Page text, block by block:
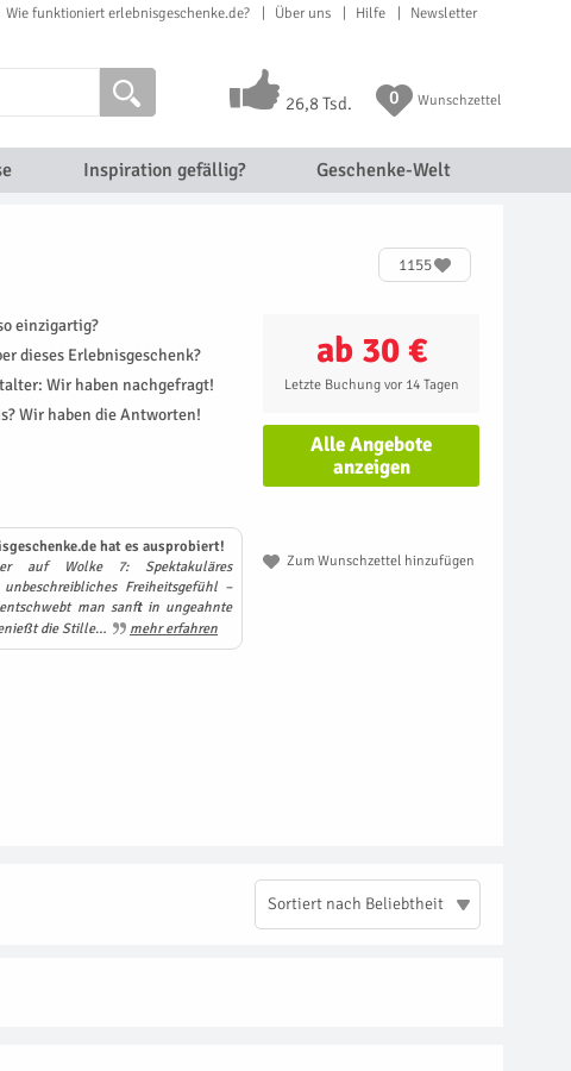
Wie funktioniert erlebnisgeschenke.de? Über uns Hilfe Newsletter
26,8 Tsd. 0 Wunschzettel
Inspiration gefällig? Geschenke-Welt
1155
ab 30 €
Letzte Buchung vor 14 Tagen
Alle Angebote
anzeigen
Zum Wunschzettel hinzufügen
einzigartig?
dieses Erlebnisgeschenk?
Wir haben nachgefragt!
Wir haben die Antworten!
hat es ausprobiert!
auf Wolke 7: Spektakuläres
Freiheitsgefühl –
man sanft in ungeahnte
die Stille…
mehr erfahren
Sortiert nach Beliebtheit